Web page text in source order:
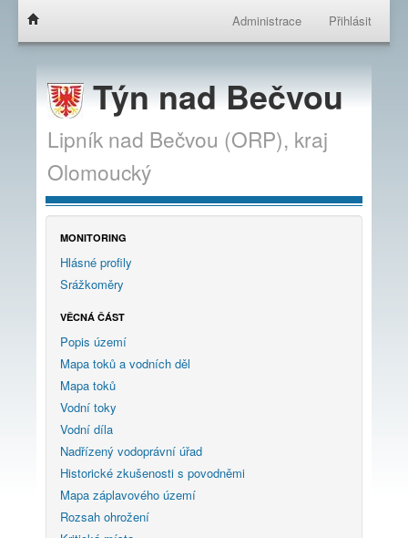
Administrace Přihlásit
Týn nad Bečvou
Lipník nad Bečvou (ORP), kraj
Olomoucký
MONITORING
Hlásné profily
Srážkoměry
VĚCNÁ ČÁST
Popis území
Mapa toků a vodních děl
Mapa toků
Vodní toky
Vodní díla
Nadřízený vodoprávní úřad
Historické zkušenosti s povodněmi
Mapa záplavového území
Rozsah ohrožení